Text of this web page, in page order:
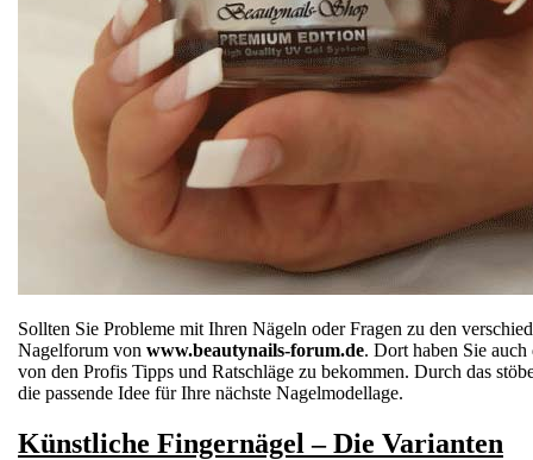
Sollten Sie Probleme mit Ihren Nägeln oder Fragen zu den
Nagelforum von www.beautynails-forum.de. Dort haben Sie
von den Profis Tipps und Ratschläge zu bekommen. Durch das
die passende Idee für Ihre nächste Nagelmodellage.
Künstliche Fingernägel – Die Varianten